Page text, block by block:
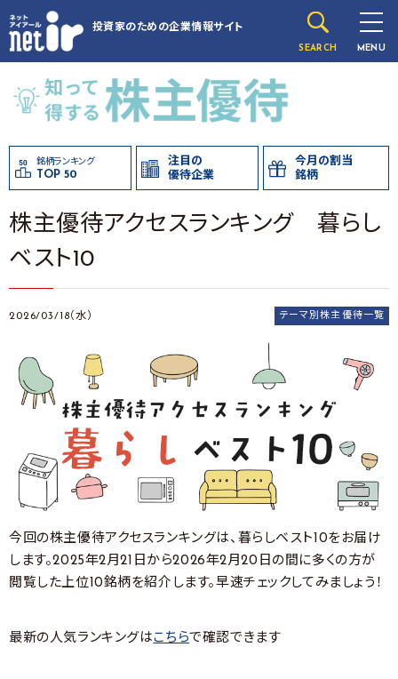
投資家のための企業情報サイト
SEARCH MENU
銘柄ランキング
TOP 50
注目の
優待企業
今月の割当
銘柄
株主優待アクセスランキング 暮らし
ベスト10
2026/03/18（水） テーマ別株主優待一覧
今回の株主優待アクセスランキングは、暮らしベスト10をお届け
します。2025年2月21日から2026年2月20日の間に多くの方が
閲覧した上位10銘柄を紹介します。早速チェックしてみましょう！
最新の人気ランキングはこちら で確認できます